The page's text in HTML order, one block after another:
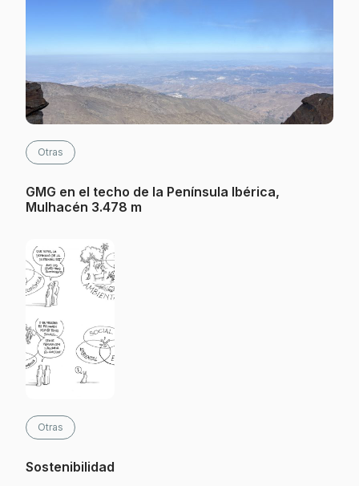
Otras
GMG en el techo de la Península Ibérica,
Mulhacén 3.478 m
Otras
Sostenibilidad